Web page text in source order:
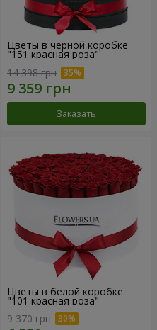
Цветы в чёрной коробке
"151 красная роза"
14 398 грн
Заказать
Цветы в белой коробке
"101 красная роза"
9 370 грн